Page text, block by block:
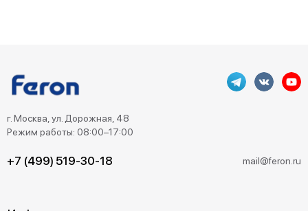
г. Москва, ул. Дорожная, 48
Режим работы: 08:00–17:00
+7 (499) 519-30-18 mail@feron.ru